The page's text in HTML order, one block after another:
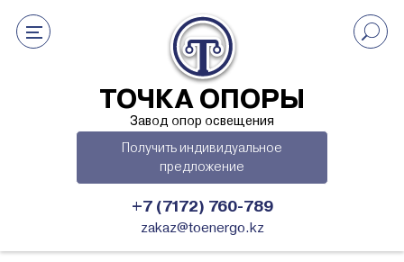
ТОЧКА ОПОРЫ
Завод опор освещения
Получить индивидуальное
предложение
+7 (7172) 760-789
zakaz@toenergo.kz